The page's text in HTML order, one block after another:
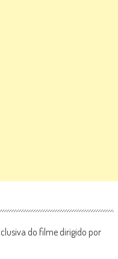
do filme dirigido por